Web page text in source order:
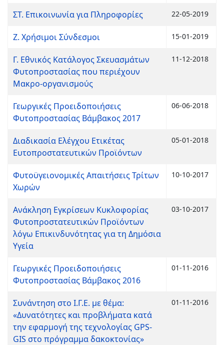
ΣΤ. Επικοινωνία για Πληροφορίες 22-05-2019
Ζ. Χρήσιμοι Σύνδεσμοι 15-01-2019
Γ. Εθνικός Κατάλογος Σκευασμάτων
Φυτοπροστασίας που περιέχουν
Μακρο-οργανισμούς
11-12-2018
Γεωργικές Προειδοποιήσεις
Φυτοπροστασίας Βάμβακος 2017
06-06-2018
Διαδικασία Ελέγχου Ετικέτας
Ευτοπροστατευτικών Προϊόντων
05-01-2018
Φυτοϋγειονομικές Απαιτήσεις Τρίτων
Χωρών
10-10-2017
Ανάκληση Εγκρίσεων Κυκλοφορίας
Φυτοπροστατευτικών Προϊόντων
λόγω Επικινδυνότητας για τη Δημόσια
Υγεία
03-10-2017
Γεωργικές Προειδοποιήσεις
Φυτοπροστασίας Βάμβακος 2016
01-11-2016
Συνάντηση στο Ι.Γ.Ε. με θέμα:
«Δυνατότητες και προβλήματα κατά
την εφαρμογή της τεχνολογίας GPS-
GIS στο πρόγραμμα δακοκτονίας»
01-11-2016